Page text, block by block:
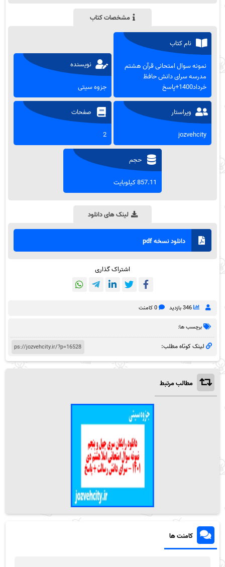
مشخصات کتاب
نام کتاب
نمونه سوال امتحانی قرآن هشتم
مدرسه سرای دانش حافظ
خرداد1400+پاسخ
نویسنده
جزوه سیتی
ویراستار
jozvehcity
صفحات
2
حجم
857.11 کیلوبایت
لینک های دانلود
دانلود نسخه pdf
اشتراک گذاری
346 بازدید 0 کامنت
برچسب ها:
لینک کوتاه مطلب:
مطالب مرتبط
کامنت ها